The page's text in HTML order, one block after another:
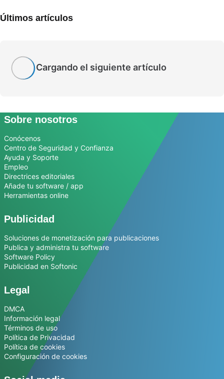
Últimos artículos
Cargando el siguiente artículo
Sobre nosotros
Conócenos
Centro de Seguridad y Confianza
Ayuda y Soporte
Empleo
Directrices editoriales
Añade tu software / app
Herramientas online
Publicidad
Soluciones de monetización para publicaciones
Publica y administra tu software
Software Policy
Publicidad en Softonic
Legal
DMCA
Información legal
Términos de uso
Política de Privacidad
Política de cookies
Configuración de cookies